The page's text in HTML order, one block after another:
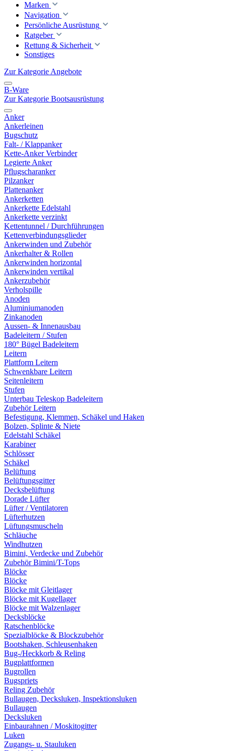
Marken
Navigation
Persönliche Ausrüstung
Ratgeber
Rettung & Sicherheit
Sonstiges
Zur Kategorie Angebote
B-Ware
Zur Kategorie Bootsausrüstung
Anker
Ankerleinen
Bugschutz
Falt- / Klappanker
Kette-Anker Verbinder
Legierte Anker
Pflugscharanker
Pilzanker
Plattenanker
Ankerketten
Ankerkette Edelstahl
Ankerkette verzinkt
Kettentunnel / Durchführungen
Kettenverbindungsglieder
Ankerwinden und Zubehör
Ankerhalter & Rollen
Ankerwinden horizontal
Ankerwinden vertikal
Ankerzubehör
Verholspille
Anoden
Aluminiumanoden
Zinkanoden
Aussen- & Innenausbau
Badeleitern / Stufen
180° Bügel Badeleitern
Leitern
Plattform Leitern
Schwenkbare Leitern
Seitenleitern
Stufen
Unterbau Teleskop Badeleitern
Zubehör Leitern
Befestigung, Klemmen, Schäkel und Haken
Bolzen, Splinte & Niete
Edelstahl Schäkel
Karabiner
Schlösser
Schäkel
Belüftung
Belüftungsgitter
Decksbelüftung
Dorade Lüfter
Lüfter / Ventilatoren
Lüfterhutzen
Lüftungsmuscheln
Schläuche
Windhutzen
Bimini, Verdecke und Zubehör
Zubehör Bimini/T-Tops
Blöcke
Blöcke
Blöcke mit Gleitlager
Blöcke mit Kugellager
Blöcke mit Walzenlager
Decksblöcke
Ratschenblöcke
Spezialblöcke & Blockzubehör
Bootshaken, Schleusenhaken
Bug-/Heckkorb & Reling
Bugplattformen
Bugrollen
Bugspriets
Reling Zubehör
Bullaugen, Decksluken, Inspektionsluken
Bullaugen
Decksluken
Einbaurahnen / Moskitogitter
Luken
Zugangs- u. Stauluken